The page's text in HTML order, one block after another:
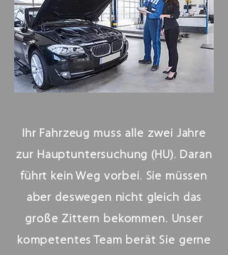
Ihr Fahrzeug muss alle zwei Jahre
zur Hauptuntersuchung (HU). Daran
führt kein Weg vorbei. Sie müssen
aber deswegen nicht gleich das
große Zittern bekommen. Unser
kompetentes Team berät Sie gerne